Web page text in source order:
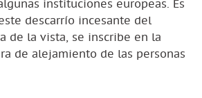
instituciones europeas. Es
descarrío incesante del
de la vista, se inscribe en la
de alejamiento de las personas